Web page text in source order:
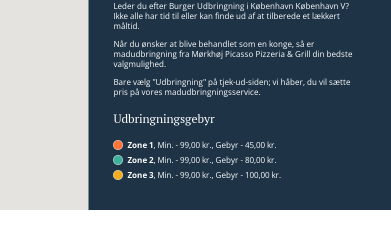
Leder du efter Burger Udbringning i København København V?
Ikke alle har tid til eller kan finde ud af at tilberede et lækkert
måltid.
Når du ønsker at blive behandlet som en konge, så er
madudbringning fra Mørkhøj Picasso Pizzeria & Grill din bedste
valgmulighed.
Bare vælg "Udbringning" på tjek-ud-siden; vi håber, du vil sætte
pris på vores madudbringningsservice.
Udbringningsgebyr
Zone 1, Min. - 99,00 kr., Gebyr - 45,00 kr.
Zone 2, Min. - 99,00 kr., Gebyr - 80,00 kr.
Zone 3, Min. - 99,00 kr., Gebyr - 100,00 kr.